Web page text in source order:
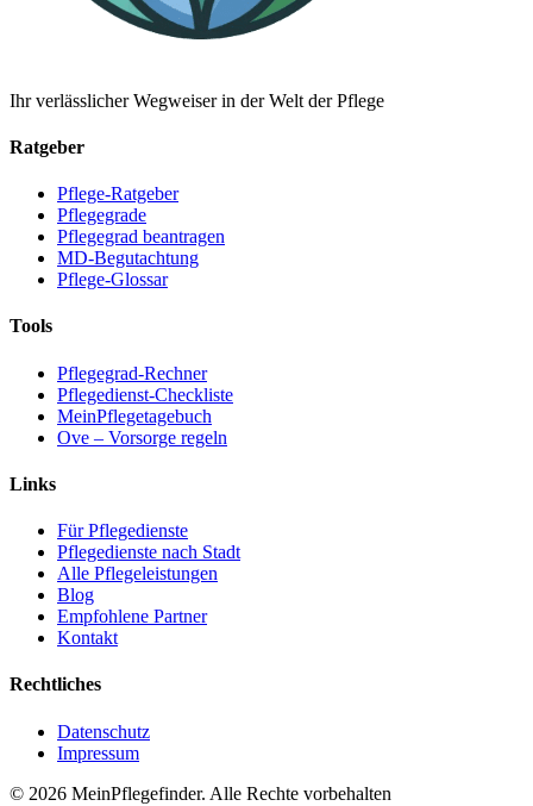
Ihr verlässlicher Wegweiser in der Welt der Pflege
Ratgeber
Pflege-Ratgeber
Pflegegrade
Pflegegrad beantragen
MD-Begutachtung
Pflege-Glossar
Tools
Pflegegrad-Rechner
Pflegedienst-Checkliste
MeinPflegetagebuch
Ove – Vorsorge regeln
Links
Für Pflegedienste
Pflegedienste nach Stadt
Alle Pflegeleistungen
Blog
Empfohlene Partner
Kontakt
Rechtliches
Datenschutz
Impressum
© 2026 MeinPflegefinder. Alle Rechte vorbehalten